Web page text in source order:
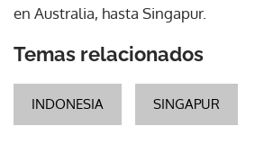
en Australia, hasta Singapur.
Temas relacionados
INDONESIA SINGAPUR